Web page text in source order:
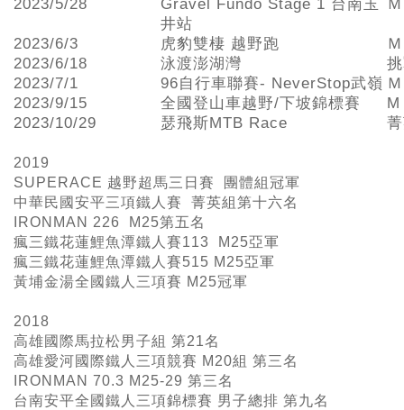
2023/5/28
Gravel Fundo Stage 1 台南玉
井站
2023/6/3 虎豹雙棲 越野跑
2023/6/18
泳渡澎湖灣
2023/7/1
96自行車聯賽- NeverStop武嶺
2023/9/15
全國登山車越野/下坡錦標賽
2023/10/29
瑟飛斯MTB Race
2019
SUPERACE 越野超馬三日賽 團體組冠軍
中華民國安平三項鐵人賽 菁英組第十六名
IRONMAN 226 M25第五名
瘋三鐵花蓮鯉魚潭鐵人賽113 M25亞軍
瘋三鐵花蓮鯉魚潭鐵人賽515 M25亞軍
黃埔金湯全國鐵人三項賽 M25冠軍
2018
高雄國際馬拉松男子組 第21名
高雄愛河國際鐵人三項競賽 M20組 第三名
IRONMAN 70.3 M25-29 第三名
台南安平全國鐵人三項錦標賽 男子總排 第九名